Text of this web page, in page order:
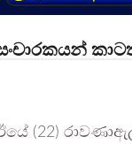
(22)